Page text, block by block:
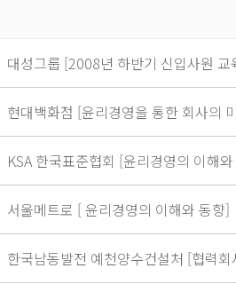
대성그룹 [2008년 하반기 신입사원 교
현대백화점 [윤리경영을 통한 회사의
KSA 한국표준협회 [윤리경영의 이해
서울메트로 [ 윤리경영의 이해와 동향]
한국남동발전 예천양수건설처 [협력